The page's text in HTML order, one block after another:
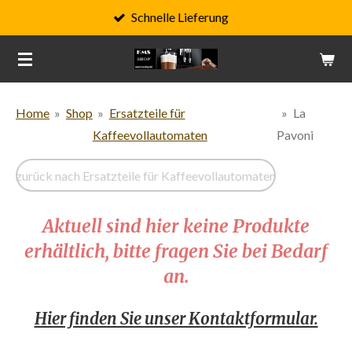
Hauptinhalt
springen
Schnelle Lieferung
Home » Shop » Ersatzteile für
Kaffeevollautomaten
» La
Pavoni
zurück nach Ersatzteile für Kaffeevollautomaten
Aktuell sind hier keine Produkte
erhältlich, bitte fragen Sie bei Bedarf
an.
Hier finden Sie unser Kontaktformular.